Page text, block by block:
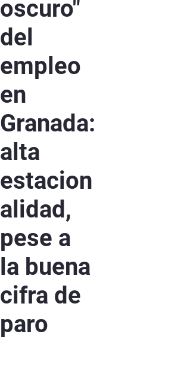
oscuro"
del
empleo
en
Granada:
alta
estacion
alidad,
pese a
la buena
cifra de
paro